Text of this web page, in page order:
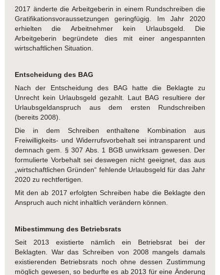
2017 änderte die Arbeitgeberin in einem Rundschreiben die
Gratifikationsvoraussetzungen geringfügig. Im Jahr 2020
erhielten die Arbeitnehmer kein Urlaubsgeld. Die
Arbeitgeberin begründete dies mit einer angespannten
wirtschaftlichen Situation.
Entscheidung des BAG
Nach der Entscheidung des BAG hatte die Beklagte zu
Unrecht kein Urlaubsgeld gezahlt. Laut BAG resultiere der
Urlaubsgeldanspruch aus dem ersten Rundschreiben
(bereits 2008).
Die in dem Schreiben enthaltene Kombination aus
Freiwilligkeits- und Widerrufsvorbehalt sei intransparent und
demnach gem. § 307 Abs. 1 BGB unwirksam gewesen. Der
formulierte Vorbehalt sei deswegen nicht geeignet, das aus
„wirtschaftlichen Gründen“ fehlende Urlaubsgeld für das Jahr
2020 zu rechtfertigen.
Mit den ab 2017 erfolgten Schreiben habe die Beklagte den
Anspruch auch nicht inhaltlich verändern können.
Mibestimmung des Betriebsrats
Seit 2013 existierte nämlich ein Betriebsrat bei der
Beklagten. War das Schreiben von 2008 mangels damals
existierenden Betriebsrats noch ohne dessen Zustimmung
möglich gewesen, so bedurfte es ab 2013 für eine Änderung